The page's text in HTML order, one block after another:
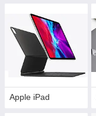
Apple iPad